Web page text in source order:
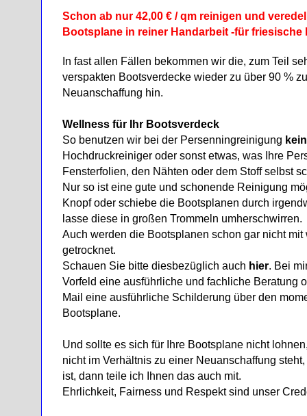
Schon ab nur 42,00 € / qm reinigen und
Bootsplane in reiner Handarbeit -für friesische
In fast allen Fällen bekommen wir die, zum Teil
verspakten Bootsverdecke wieder zu über 90 %
Neuanschaffung hin.
Wellness für Ihr Bootsverdeck
So benutzen wir bei der Persenningreinigung
Hochdruckreiniger oder sonst etwas, was Ihre
Fensterfolien, den Nähten oder dem Stoff selbst
Nur so ist eine gute und schonende Reinigung
Knopf oder schiebe die Bootsplanen durch
lasse diese in großen Trommeln umherschwirren.
Auch werden die Bootsplanen schon gar nicht mit
getrocknet.
Schauen Sie bitte diesbezüglich auch hier. Bei
Vorfeld eine ausführliche und fachliche Beratung
Mail eine ausführliche Schilderung über den
Bootsplane.
Und sollte es sich für Ihre Bootsplane nicht
nicht im Verhältnis zu einer Neuanschaffung
ist, dann teile ich Ihnen das auch mit.
Ehrlichkeit, Fairness und Respekt sind unser